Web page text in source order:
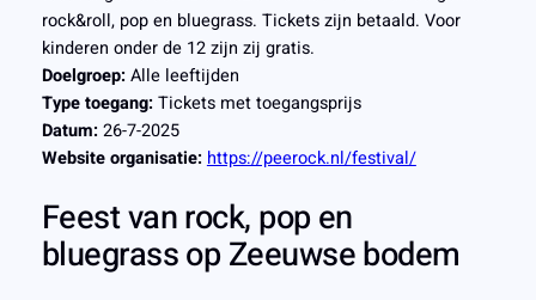
rock&roll, pop en bluegrass. Tickets zijn betaald. Voor
kinderen onder de 12 zijn zij gratis.
Doelgroep: Alle leeftijden
Type toegang: Tickets met toegangsprijs
Datum: 26-7-2025
Website organisatie: https://peerock.nl/festival/
Feest van rock, pop en
bluegrass op Zeeuwse bodem